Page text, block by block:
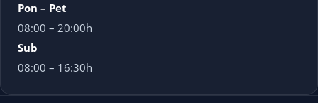
Pon – Pet
08:00 – 20:00h
Sub
08:00 – 16:30h